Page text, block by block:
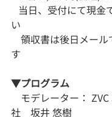
当日、受付にて現金
い
領収書は後日メール
す
​​▼プログラム
モデレーター： ZVC
社　坂井 悠樹